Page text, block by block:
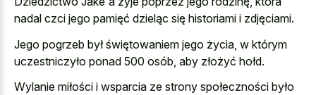
nadal czci jego pamięć dzieląc się historiami i zdjęciami.
Jego pogrzeb był świętowaniem jego życia, w którym
uczestniczyło ponad 500 osób, aby złożyć hołd.
Wylanie miłości i wsparcia ze strony społeczności było